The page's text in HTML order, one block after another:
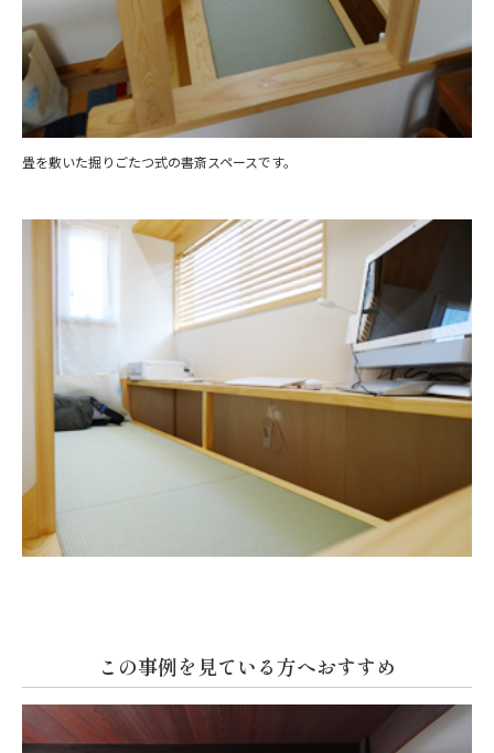
畳を敷いた掘りごたつ式の書斎スペースです。
この事例を見ている方へおすすめ